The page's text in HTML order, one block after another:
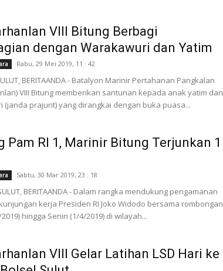
VIII Bitung Berbagi
dengan Warakawuri dan Yatim
Rabu, 29 Mei 2019, 11 : 42
BERITAANDA - Batalyon Marinir Pertahanan Pangkalan
VIII Bitung memberikan santunan kepada anak yatim dan
(janda prajurit) yang dirangkai dengan buka puasa...
Pam RI 1, Marinir Bitung Terjunkan 1
Sabtu, 30 Mar 2019, 23 : 18
BERITAANDA - Dalam rangka mendukung pengamanan
kerja Presiden RI Joko Widodo bersama rombongan
hingga Senin (1/4/2019) di wilayah...
VIII Gelar Latihan LSD Hari ke